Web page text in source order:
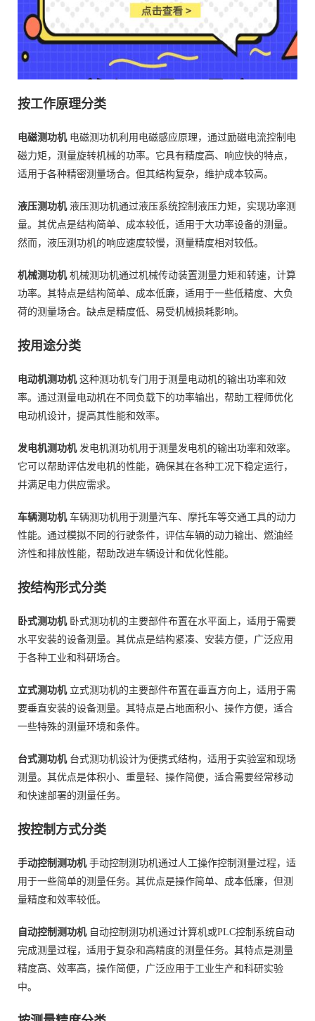
按工作原理分类
电磁测功机电磁测功机利用电磁感应原理，通过励磁电流控制电
磁力矩，测量旋转机械的功率。它具有精度高、响应快的特点，
适用于各种精密测量场合。但其结构复杂，维护成本较高。
液压测功机液压测功机通过液压系统控制液压力矩，实现功率测
量。其优点是结构简单、成本较低，适用于大功率设备的测量。
然而，液压测功机的响应速度较慢，测量精度相对较低。
机械测功机机械测功机通过机械传动装置测量力矩和转速，计算
功率。其特点是结构简单、成本低廉，适用于一些低精度、大负
荷的测量场合。缺点是精度低、易受机械损耗影响。
按用途分类
电动机测功机这种测功机专门用于测量电动机的输出功率和效
率。通过测量电动机在不同负载下的功率输出，帮助工程师优化
电动机设计，提高其性能和效率。
发电机测功机发电机测功机用于测量发电机的输出功率和效率。
它可以帮助评估发电机的性能，确保其在各种工况下稳定运行，
并满足电力供应需求。
车辆测功机车辆测功机用于测量汽车、摩托车等交通工具的动力
性能。通过模拟不同的行驶条件，评估车辆的动力输出、燃油经
济性和排放性能，帮助改进车辆设计和优化性能。
按结构形式分类
卧式测功机卧式测功机的主要部件布置在水平面上，适用于需要
水平安装的设备测量。其优点是结构紧凑、安装方便，广泛应用
于各种工业和科研场合。
立式测功机立式测功机的主要部件布置在垂直方向上，适用于需
要垂直安装的设备测量。其特点是占地面积小、操作方便，适合
一些特殊的测量环境和条件。
台式测功机台式测功机设计为便携式结构，适用于实验室和现场
测量。其优点是体积小、重量轻、操作简便，适合需要经常移动
和快速部署的测量任务。
按控制方式分类
手动控制测功机手动控制测功机通过人工操作控制测量过程，适
用于一些简单的测量任务。其优点是操作简单、成本低廉，但测
量精度和效率较低。
自动控制测功机自动控制测功机通过计算机或PLC控制系统自动
完成测量过程，适用于复杂和高精度的测量任务。其特点是测量
精度高、效率高，操作简便，广泛应用于工业生产和科研实验
中。